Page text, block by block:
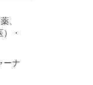
、
・
ーナ